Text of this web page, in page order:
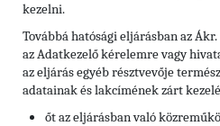
kezelni.
Továbbá hatósági eljárásban az
az Adatkezelő kérelemre vagy
az eljárás egyéb résztvevője
adatainak és lakcímének zárt
őt az eljárásban való